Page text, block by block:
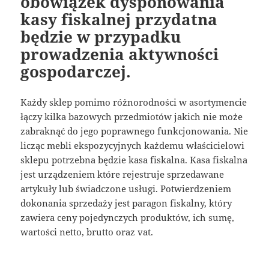
kasy fiskalnej przydatna
będzie w przypadku
prowadzenia aktywności
gospodarczej.
Każdy sklep pomimo różnorodności w asortymencie
łączy kilka bazowych przedmiotów jakich nie może
zabraknąć do jego poprawnego funkcjonowania. Nie
licząc mebli ekspozycyjnych każdemu właścicielowi
sklepu potrzebna będzie kasa fiskalna. Kasa fiskalna
jest urządzeniem które rejestruje sprzedawane
artykuły lub świadczone usługi. Potwierdzeniem
dokonania sprzedaży jest paragon fiskalny, który
zawiera ceny pojedynczych produktów, ich sumę,
wartości netto, brutto oraz vat.